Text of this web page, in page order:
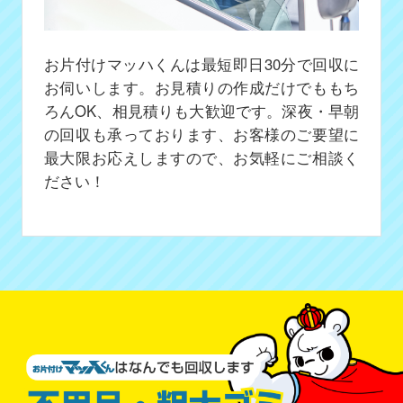
お片付けマッハくんは最短即日30分で回収に
お伺いします。お見積りの作成だけでももち
ろんOK、相見積りも大歓迎です。深夜・早朝
の回収も承っております、お客様のご要望に
最大限お応えしますので、お気軽にご相談く
ださい！